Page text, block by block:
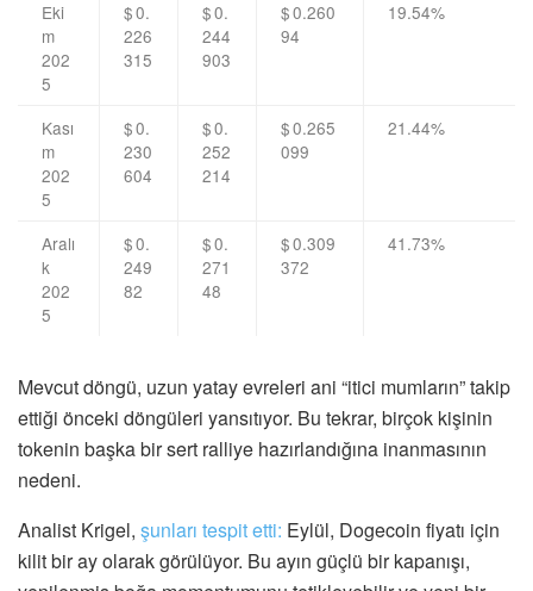
Eki
m
202
5
$ 0.
226
315
$ 0.
244
903
$ 0.260
94
19.54%
Kası
m
202
5
$ 0.
230
604
$ 0.
252
214
$ 0.265
099
21.44%
Aralı
k
202
5
$ 0.
249
82
$ 0.
271
48
$ 0.309
372
41.73%
Mevcut döngü, uzun yatay evreleri ani “itici mumların” takip
ettiği önceki döngüleri yansıtıyor. Bu tekrar, birçok kişinin
tokenin başka bir sert ralliye hazırlandığına inanmasının
nedeni.
Analist Krigel, şunları tespit etti: Eylül, Dogecoin fiyatı için
kilit bir ay olarak görülüyor. Bu ayın güçlü bir kapanışı,